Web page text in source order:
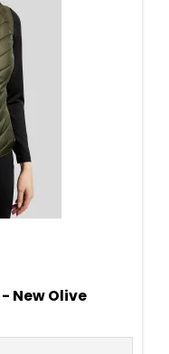
New Olive